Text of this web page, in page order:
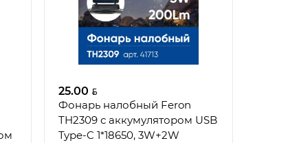
25.00
Фонарь налобный Feron
TH2309 с аккумулятором USB
Type-C 1*18650, 3W+2W